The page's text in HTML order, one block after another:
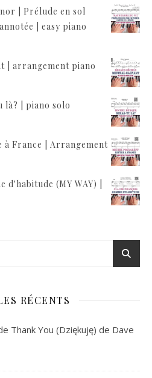
| Prélude en sol
| easy piano
| arrangement piano
là? | piano solo
France | Arrangement
(MY WAY) |
RÉCENTS
Thank You (Dziękuję) de Dave